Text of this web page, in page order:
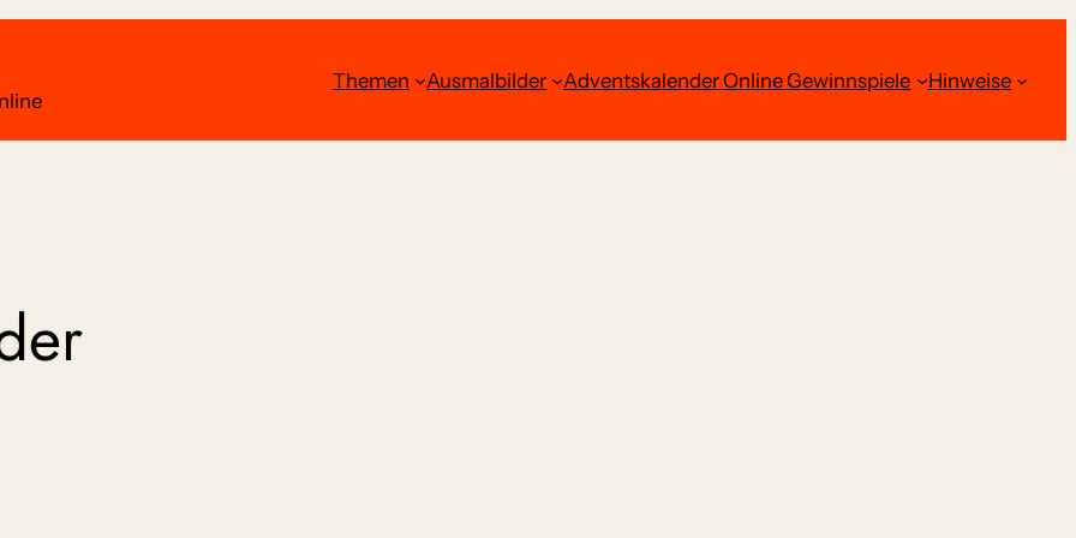
Themen Ausmalbilder Adventskalender Online Gewinnspiele Hinweise